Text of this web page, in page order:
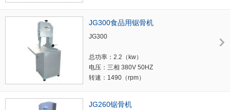
整机重量:192KG
JG300食品用锯骨机
JG300
总功率：2.2（kw）
电压：三相 380V 50HZ
转速：1490（rpm）
较大可切割尺寸：330×270（mm）
JG260锯骨机